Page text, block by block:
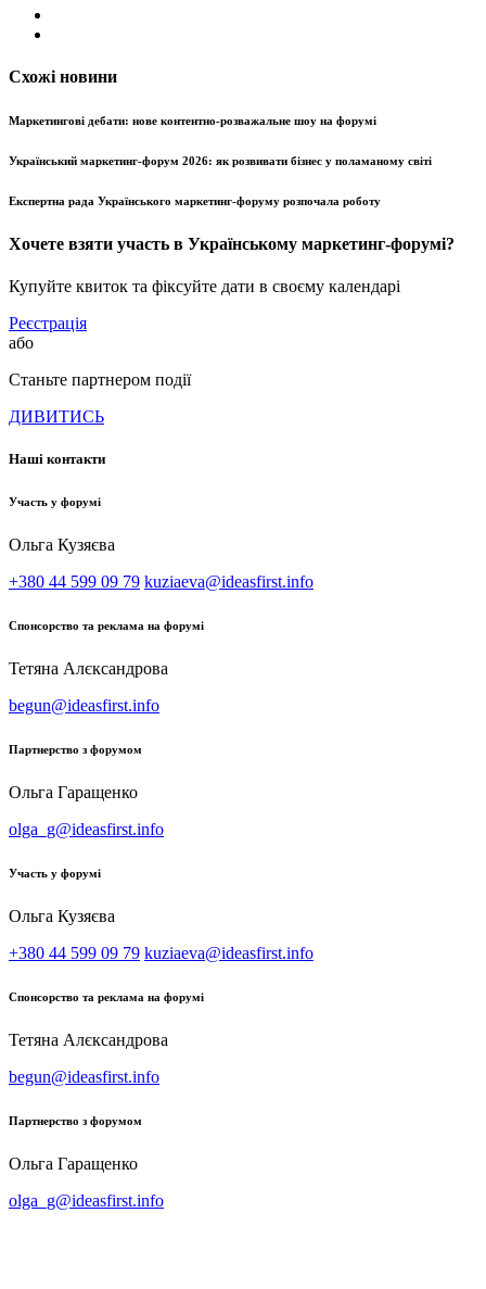
Схожі новини
Маркетингові дебати: нове контентно-розважальне шоу на форумі
Український маркетинг-форум 2026: як розвивати бізнес у поламаному світі
Експертна рада Українського маркетинг-форуму розпочала роботу
Хочете взяти участь в Українському маркетинг-форумі?
Купуйте квиток та фіксуйте дати в своєму календарі
Реєстрація
або
Станьте партнером події
ДИВИТИСЬ
Наші контакти
Участь у форумі
Ольга Кузяєва
+380 44 599 09 79 kuziaeva@ideasfirst.info
Спонсорство та реклама на форумі
Тетяна Алєксандрова
begun@ideasfirst.info
Партнерство з форумом
Ольга Гаращенко
olga_g@ideasfirst.info
Участь у форумі
Ольга Кузяєва
+380 44 599 09 79 kuziaeva@ideasfirst.info
Спонсорство та реклама на форумі
Тетяна Алєксандрова
begun@ideasfirst.info
Партнерство з форумом
Ольга Гаращенко
olga_g@ideasfirst.info